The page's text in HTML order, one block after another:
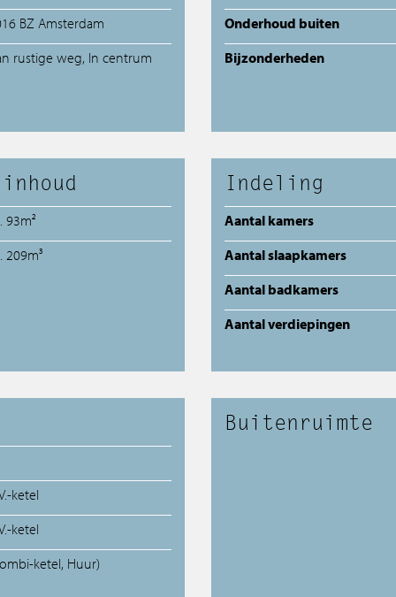
BZ Amsterdam
rustige weg, In centrum
Onderhoud buiten
Bijzonderheden
93m²
209m³
Indeling
Aantal kamers
Aantal slaapkamers
Aantal badkamers
Aantal verdiepingen
ketel
ketel
ketel, Huur)
Buitenruimte